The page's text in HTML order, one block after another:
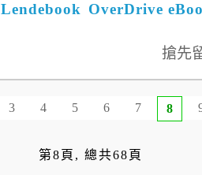
Lendebook OverDrive
搶先
3 4 5 6 7 8
第8頁, 總共68頁